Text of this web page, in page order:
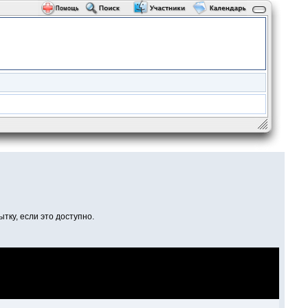
если это доступно.